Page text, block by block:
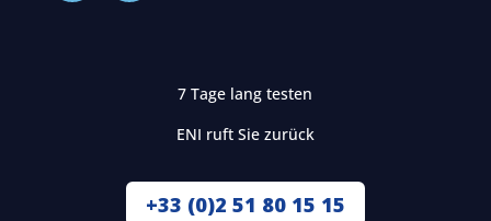
7 Tage lang testen
ENI ruft Sie zurück
+33 (0)2 51 80 15 15